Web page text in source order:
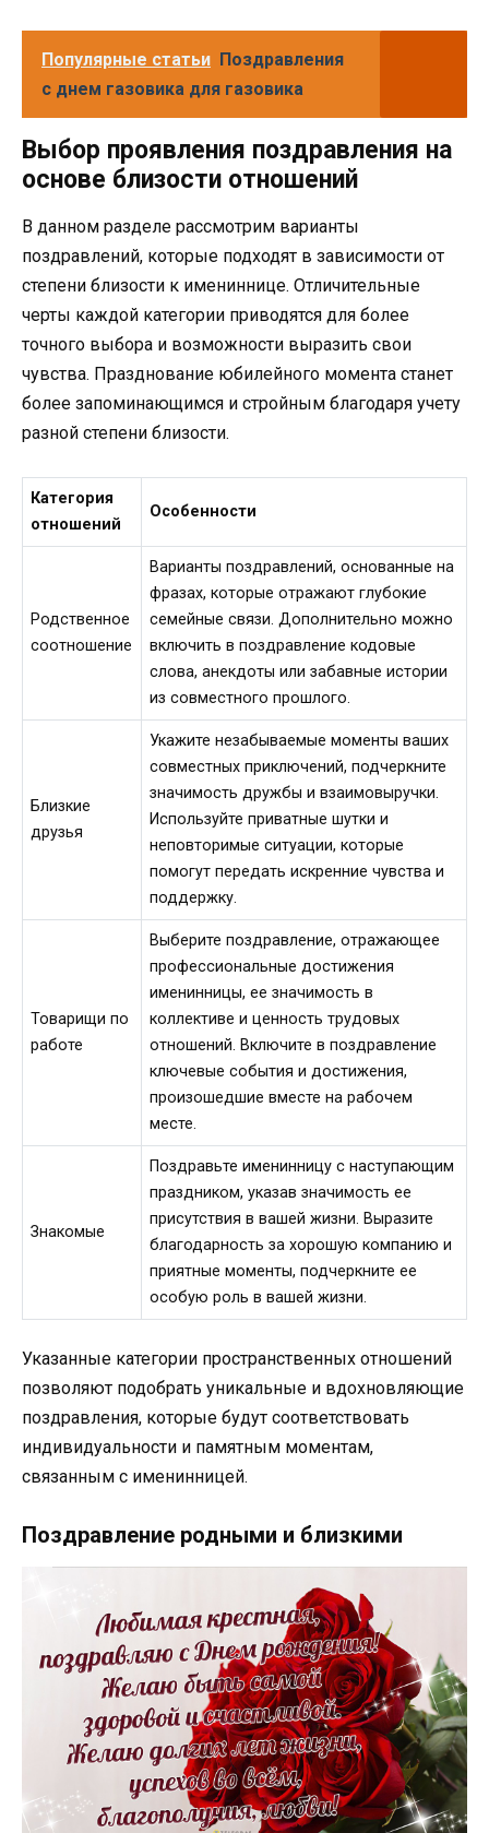
Популярные статьи Поздравления
с днем газовика для газовика
Выбор проявления поздравления на
основе близости отношений
В данном разделе рассмотрим варианты
поздравлений, которые подходят в зависимости от
степени близости к имениннице. Отличительные
черты каждой категории приводятся для более
точного выбора и возможности выразить свои
чувства. Празднование юбилейного момента станет
более запоминающимся и стройным благодаря учету
разной степени близости.
Категория
отношений
Особенности
Родственное
соотношение
Варианты поздравлений, основанные на
фразах, которые отражают глубокие
семейные связи. Дополнительно можно
включить в поздравление кодовые
слова, анекдоты или забавные истории
из совместного прошлого.
Близкие
друзья
Укажите незабываемые моменты ваших
совместных приключений, подчеркните
значимость дружбы и взаимовыручки.
Используйте приватные шутки и
неповторимые ситуации, которые
помогут передать искренние чувства и
поддержку.
Товарищи по
работе
Выберите поздравление, отражающее
профессиональные достижения
именинницы, ее значимость в
коллективе и ценность трудовых
отношений. Включите в поздравление
ключевые события и достижения,
произошедшие вместе на рабочем
месте.
Знакомые
Поздравьте именинницу с наступающим
праздником, указав значимость ее
присутствия в вашей жизни. Выразите
благодарность за хорошую компанию и
приятные моменты, подчеркните ее
особую роль в вашей жизни.
Указанные категории пространственных отношений
позволяют подобрать уникальные и вдохновляющие
поздравления, которые будут соответствовать
индивидуальности и памятным моментам,
связанным с именинницей.
Поздравление родными и близкими